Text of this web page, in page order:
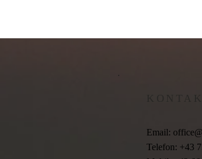
Email:
Telefon: +43